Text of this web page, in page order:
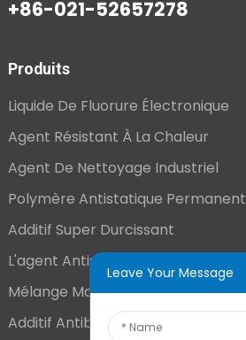
+86-021-52657278
Produits
Liquide De Fluorure Électronique
Agent Résistant À La Chaleur
Agent De Nettoyage Industriel
Polymère Antistatique Permanent
Additif Super Durcissant
L'agent Antistatique Longue Durée
Mélange Maître VCI
Additif Antibuée Ajouté En Interne
Leave Your Message